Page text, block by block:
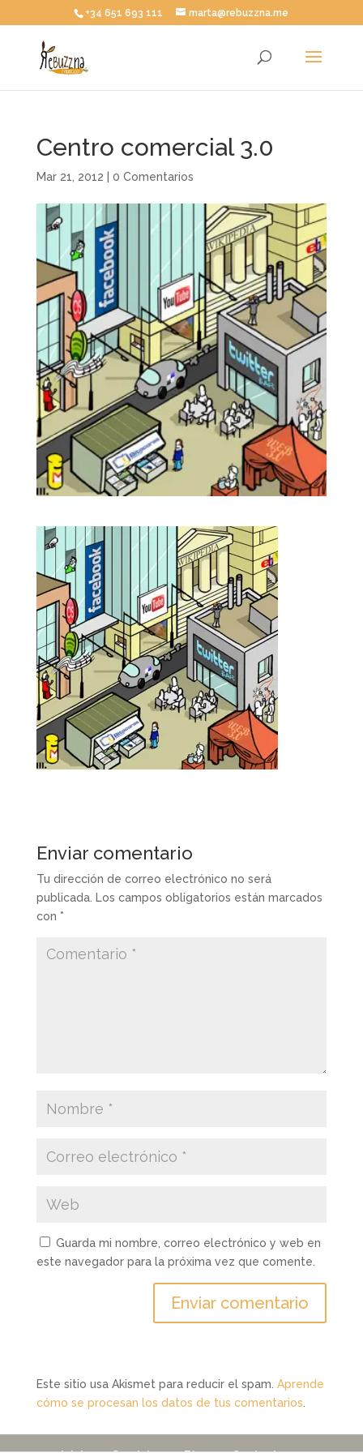
+34 651 693 111 marta@rebuzzna.me
Centro comercial 3.0
Mar 21, 2012 0 Comentarios
Enviar comentario
Tu dirección de correo electrónico no será
publicada. Los campos obligatorios están marcados
con *
Guarda mi nombre, correo electrónico y web en
este navegador para la próxima vez que comente.
Este sitio usa Akismet para reducir el spam. Aprende
cómo se procesan los datos de tus comentarios